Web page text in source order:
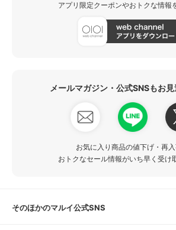
アプリ限定クーポンやおトクな情報
メールマガジン・公式SNSもお見
お気に入り商品の値下げ・再
おトクなセール情報がいち早く受け
そのほかのマルイ公式SNS